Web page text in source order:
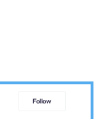
Follow